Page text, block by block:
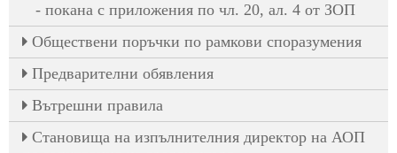
покана с приложения по чл. 20, ал. 4 от ЗОП
Обществени поръчки по рамкови споразумения
Предварителни обявления
Вътрешни правила
Становища на изпълнителния директор на АОП